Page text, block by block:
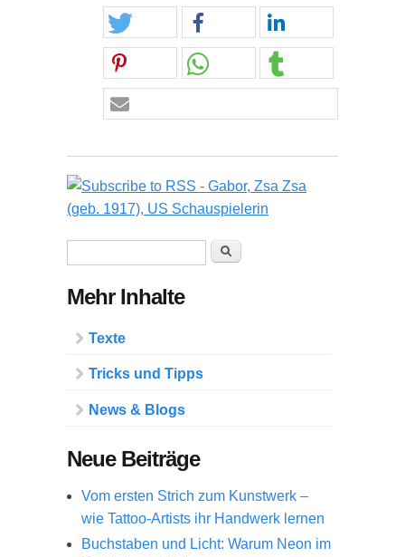
Suche
Mehr Inhalte
Texte
Tricks und Tipps
News & Blogs
Neue Beiträge
Vom ersten Strich zum Kunstwerk –
wie Tattoo-Artists ihr Handwerk lernen
Buchstaben und Licht: Warum Neon im